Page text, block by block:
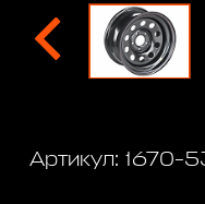
Артикул: 1670-